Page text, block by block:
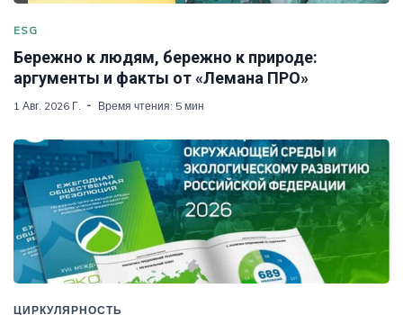
ESG
Бережно к людям, бережно к природе:
аргументы и факты от «Лемана ПРО»
1 Авг. 2026 Г. Время чтения: 5 мин
ЦИРКУЛЯРНОСТЬ